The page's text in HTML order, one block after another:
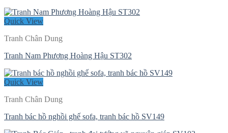
Quick View
Tranh Chân Dung
Tranh Nam Phương Hoàng Hậu ST302
Quick View
Tranh Chân Dung
Tranh bác hồ nghồi ghế sofa, tranh bác hồ SV149